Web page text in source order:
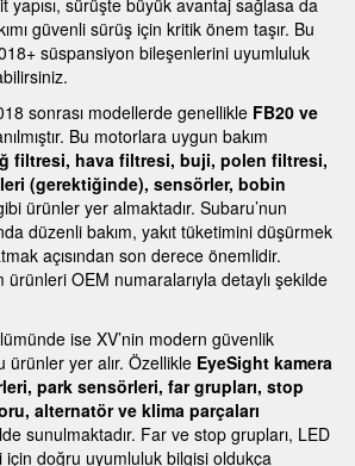
yapısı, sürüşte büyük avantaj sağlasa da
güvenli sürüş için kritik önem taşır. Bu
süspansiyon bileşenlerini uyumluluk
sonrası modellerde genellikle FB20 ve
Bu motorlara uygun bakım
filtresi, hava filtresi, buji, polen filtresi,
(gerektiğinde), sensörler, bobin
ürünler yer almaktadır. Subaru’nun
düzenli bakım, yakıt tüketimini düşürmek
açısından son derece önemlidir.
ürünleri OEM numaralarıyla detaylı şekilde
ise XV’nin modern güvenlik
ürünler yer alır. Özellikle EyeSight kamera
park sensörleri, far grupları, stop
alternatör ve klima parçaları
sunulmaktadır. Far ve stop grupları, LED
doğru uyumluluk bilgisi oldukça